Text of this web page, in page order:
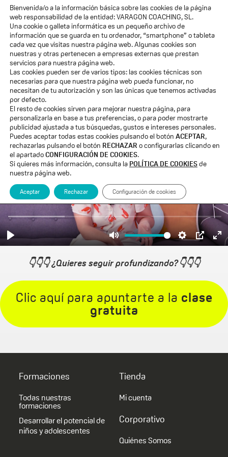
"Si yoya sélo que me pasa..."
¿Por qué entender lo que te ocurre no es suficiente para
👇👇👇 ¿Quieres seguir profundizando?👇👇👇
Clic aquí para apuntarte a la clase
gratuita
Formaciones
Todas nuestras
formaciones
Desarrollar el potencial de
niños y adolescentes
Tienda
Mi cuenta
Corporativo
Quiénes Somos
Bienvenida/o a la información básica sobre las cookies de la página
web responsabilidad de la entidad: VARAGON COACHING, SL.
Una cookie o galleta informática es un pequeño archivo de
información que se guarda en tu ordenador, “smartphone” o tableta
cada vez que visitas nuestra página web. Algunas cookies son
nuestras y otras pertenecen a empresas externas que prestan
servicios para nuestra página web.
Las cookies pueden ser de varios tipos: las cookies técnicas son
necesarias para que nuestra página web pueda funcionar, no
necesitan de tu autorización y son las únicas que tenemos activadas
por defecto.
El resto de cookies sirven para mejorar nuestra página, para
personalizarla en base a tus preferencias, o para poder mostrarte
publicidad ajustada a tus búsquedas, gustos e intereses personales.
Puedes aceptar todas estas cookies pulsando el botón ACEPTAR,
rechazarlas pulsando el botón RECHAZAR o configurarlas clicando en
el apartadoCONFIGURACIÓN DE COOKIES.
Si quieres más información, consulta la POLÍTICA DE COOKIESde
nuestra página web.
Aceptar Rechazar Configuración de cookies